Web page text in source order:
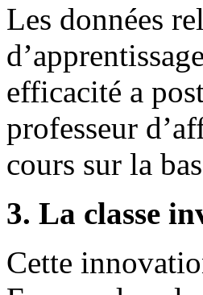
Les données
efficacité a
professeur
cours sur la
3. La classe
Cette